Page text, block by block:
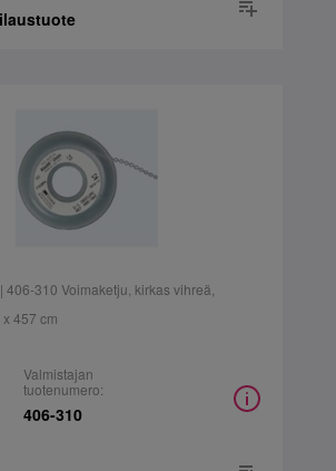
406-310 Voimaketju, kirkas vihreä,
457 cm
Valmistajan
tuotenumero:
406-310